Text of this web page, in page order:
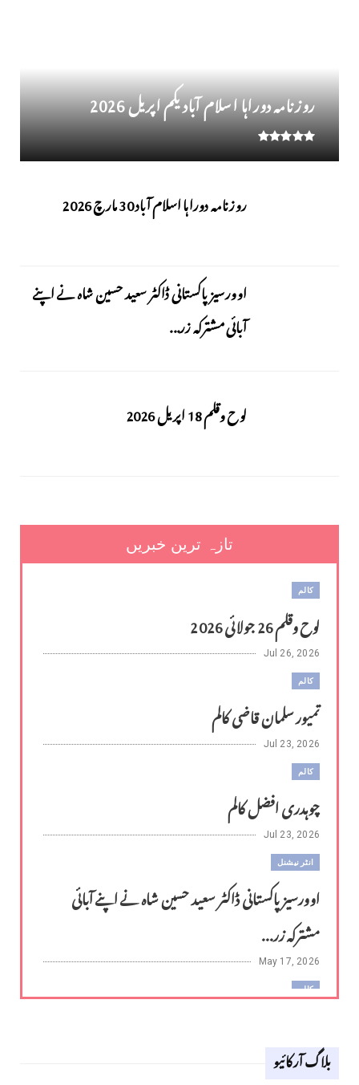
روز نامہ دوراہا اسلام آباد یکم اپریل 2026
روزنامہ دوراہا اسلام آباد 30 مارچ 2026
اوورسیز پاکستانی ڈاکٹر سعید حسین شاہ نے اپنے
آبائی مشترکہ زر...
لوح وقلم 18 اپریل 2026
تازہ ترین خبریں
کالم
لوح وقلم 26 جولائی 2026
Jul 26, 2026
کالم
تمیور سلمان قاضی کالم
Jul 23, 2026
کالم
چوہدری افضل کالم
Jul 23, 2026
انٹر نیشنل
اوورسیز پاکستانی ڈاکٹر سعید حسین شاہ نے اپنے آبائی
مشترکہ زر...
May 17, 2026
کالم
Apr 18, 2026
بلاگ آرکائیو